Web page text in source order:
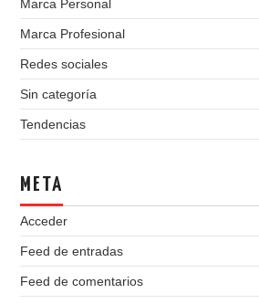
Marca Personal
Marca Profesional
Redes sociales
Sin categoría
Tendencias
META
Acceder
Feed de entradas
Feed de comentarios